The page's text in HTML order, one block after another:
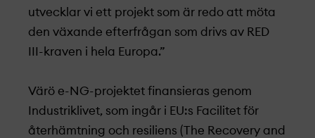
utvecklar vi ett projekt­ som är redo att möta
den växande efterfrågan som drivs av RED
III-kraven i hela Europa.”
Värö e-NG-projekt­et finansieras genom
Industriklivet, som ingår i EU:s Facilitet för
återhämtning och resiliens (The Recovery and